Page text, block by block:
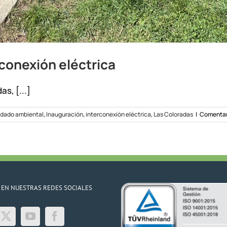
eléctrica
[...]
ambiental, Inauguración, interconexión eléctrica, Las Coloradas |
NUESTRAS REDES SOCIALES